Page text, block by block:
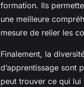
formation. Ils
une meilleure
mesure de relier les
Finalement, la
d’apprentissage sont
peut trouver ce qui lui